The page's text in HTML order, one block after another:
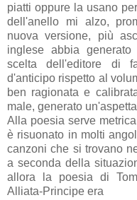
piatti oppure la usano
dell'anello mi alzo,
nuova versione, più
inglese abbia
scelta dell'editore di
d'anticipo rispetto al
ben ragionata e
male, generato
Alla poesia serve
è risuonato in molti
canzoni che si trovano
a seconda della
allora la poesia di
Alliata-Principe era